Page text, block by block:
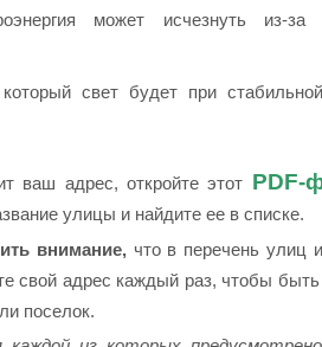
может исчезнуть из-за
свет будет при
ваш адрес, откройте этот PDF-
улицы и найдите ее в списке.
внимание,что в перечень улиц
свой адрес каждый раз, чтобы
поселок.